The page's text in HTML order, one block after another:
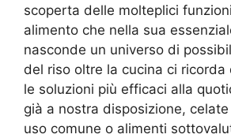
scoperta delle molteplici
alimento che nella sua
nasconde un universo di
del riso oltre la cucina ci ricorda
le soluzioni più efficaci alla
già a nostra disposizione,
uso comune o alimenti